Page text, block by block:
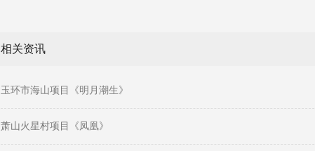
相关资讯
玉环市海山项目《明月潮生》
萧山火星村项目《凤凰》